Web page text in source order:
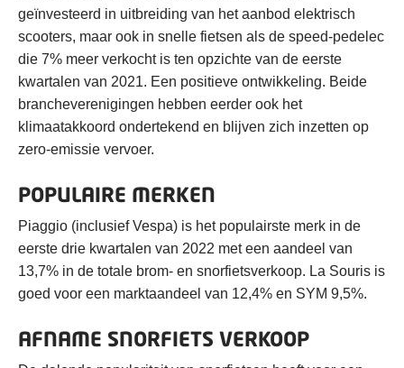
geïnvesteerd in uitbreiding van het aanbod elektrisch
scooters, maar ook in snelle fietsen als de speed-pedelec
die 7% meer verkocht is ten opzichte van de eerste
kwartalen van 2021. Een positieve ontwikkeling. Beide
brancheverenigingen hebben eerder ook het
klimaatakkoord ondertekend en blijven zich inzetten op
zero-emissie vervoer.
POPULAIRE MERKEN
Piaggio (inclusief Vespa) is het populairste merk in de
eerste drie kwartalen van 2022 met een aandeel van
13,7% in de totale brom- en snorfietsverkoop. La Souris is
goed voor een marktaandeel van 12,4% en SYM 9,5%.
AFNAME SNORFIETS VERKOOP